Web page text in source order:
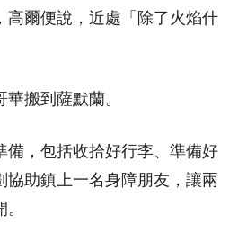
高爾便說，近處「除了火焰什
搬到薩默蘭。
備，包括收拾好行李、準備好
協助鎮上一名身障朋友，讓兩